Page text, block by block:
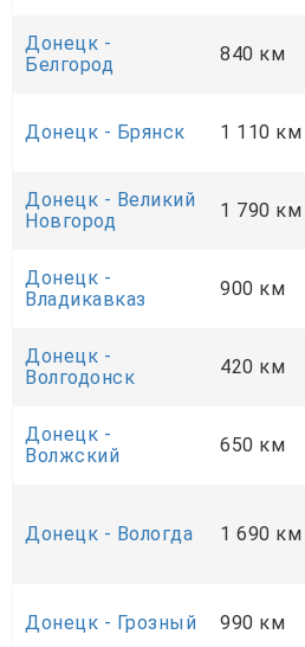
Донецк -
Белгород
840 км
Донецк - Брянск 1 110 км
Донецк - Великий
Новгород
1 790 км
Донецк -
Владикавказ
900 км
Донецк -
Волгодонск
420 км
Донецк -
Волжский
650 км
Донецк - Вологда 1 690 км
Донецк - Грозный 990 км